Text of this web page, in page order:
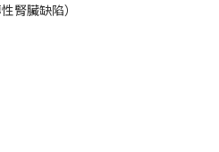
腎臟缺陷）